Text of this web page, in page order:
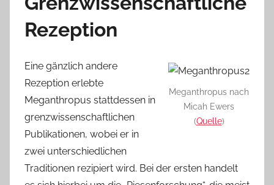
Rezeption
Meganthropus nach
Micah Ewers
(Quelle)
Eine gänzlich andere
Rezeption erlebte
Meganthropus stattdessen in
grenzwissenschaftlichen
Publikationen, wobei er in
zwei unterschiedlichen
Traditionen rezipiert wird. Bei der ersten handelt